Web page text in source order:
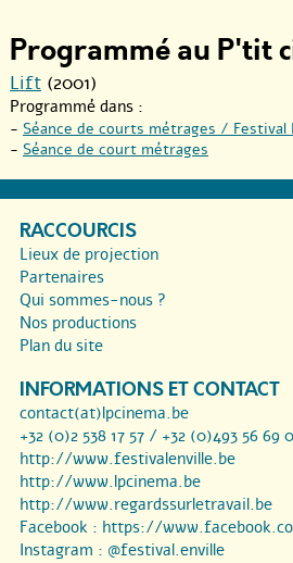
Programmé au P'tit
Lift (2001)
Programmé dans :
- Séance de courts métrages / Festival
- Séance de court métrages
RACCOURCIS
Lieux de projection
Partenaires
Qui sommes-nous ?
Nos productions
Plan du site
INFORMATIONS ET CONTACT
contact(at)lpcinema.be
+32 (0)2 538 17 57 / +32 (0)493 56 69
http://www.festivalenville.be
http://www.lpcinema.be
http://www.regardssurletravail.be
Facebook : https://
Instagram : @festival.enville